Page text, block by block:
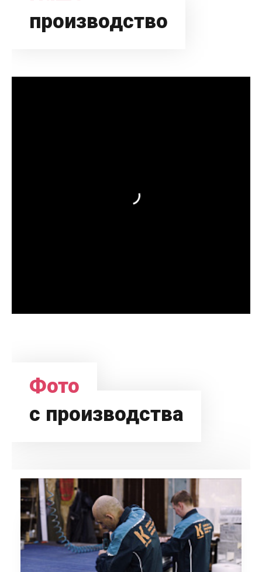
производство
Фото
с производства